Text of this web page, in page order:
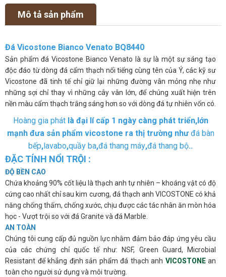
Mô tả sản phẩm
Đá Vicostone Bianco Venato BQ8440
Sản phẩm đá Vicostone Bianco Venato là sự là một sự sáng tạo
độc đáo từ dòng đá cẩm thạch nổi tiếng cùng tên của Ý, các kỹ sư
Vicostone đã tinh tế chỉ giữ lại những đường vân mỏng nhẹ như
những sợi chỉ thay vì những cây vân lớn, để chúng xuất hiện trên
nền màu cẩm thạch trắng sáng hơn so với dòng đá tự nhiên vốn có.
Hoàng gia phátlà đại lí cấp 1 ngày càng phát triển,lớn
mạnh đưa sản phẩm vicostone ra thị trường nhưđá bàn
bếp,lavabo,quầy ba,đá thang máy,đá thang bộ..
ĐẶC TÍNH NỔI TRỘI :
ĐỘ BỀN CAO
Chứa khoảng 90% cốt liệu là thạch anh tự nhiên – khoáng vật có độ
cứng cao nhất chỉ sau kim cương, đá thạch anh VICOSTONE có khả
năng chống thấm, chống xước, chịu được các tác nhân ăn mòn hóa
học - Vượt trội so với đá Granite và đá Marble.
AN TOÀN
Chúng tôi cung cấp đủ nguồn lực nhằm đảm bảo đáp ứng yêu cầu
của các chứng chỉ quốc tế như: NSF, Green Guard, Microbial
Resistant để khẳng định sản phẩm đá thạch anh VICOSTONE an
toàn cho người sử dụng và môi trường.